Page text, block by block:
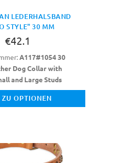
LEDERHALSBAND
STYLE" 30 MM
€42.1
A117#1054 30
Dog Collar with
and Large Studs
ZU OPTIONEN